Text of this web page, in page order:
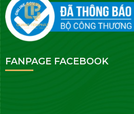
FANPAGE FACEBOOK